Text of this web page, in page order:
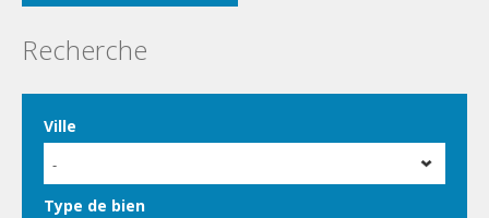
Recherche
Ville
-
Type de bien